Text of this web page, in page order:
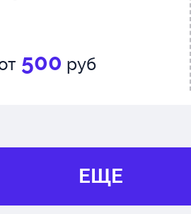
500 руб
ЕЩЕ